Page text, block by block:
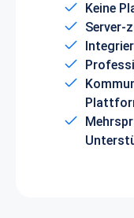
Keine
Server-